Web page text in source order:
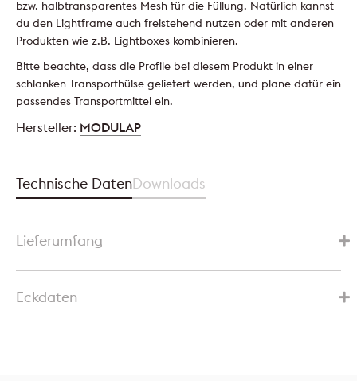
bzw. halbtransparentes Mesh für die Füllung. Natürlich kannst
du den Lightframe auch freistehend nutzen oder mit anderen
Produkten wie z.B. Lightboxes kombinieren.
Bitte beachte, dass die Profile bei diesem Produkt in einer
schlanken Transporthülse geliefert werden, und plane dafür ein
passendes Transportmittel ein.
Hersteller: MODULAP
Technische DatenDownloads
Lieferumfang
Eckdaten